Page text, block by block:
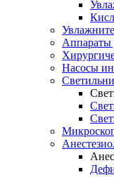
Аппараты
Насосы